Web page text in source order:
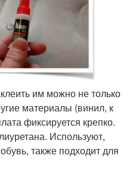
им можно не только
материалы (винил, к
фиксируется крепко.
Используют,
также подходит для